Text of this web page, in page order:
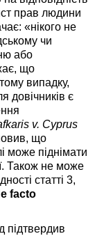
прав людини
«нікого не
чи
або
що
випадку,
довічників є
v. Cyprus
що
може піднімати
Також не може
статті 3,
facto
підтвердив